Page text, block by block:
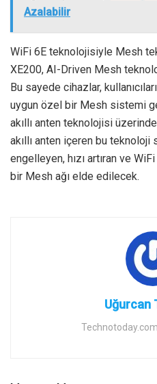
Azalabilir
WiFi 6E teknolojisiyle Mesh
XE200, AI-Driven Mesh
Bu sayede cihazlar,
uygun özel bir Mesh sistemi
akıllı anten teknolojisi
akıllı anten içeren bu
engelleyen, hızı artıran ve
bir Mesh ağı elde edilecek.
Uğurcan